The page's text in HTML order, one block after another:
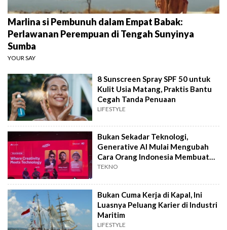
Marlina si Pembunuh dalam Empat Babak:
Perlawanan Perempuan di Tengah Sunyinya
Sumba
YOUR SAY
8 Sunscreen Spray SPF 50 untuk
Kulit Usia Matang, Praktis Bantu
Cegah Tanda Penuaan
LIFESTYLE
Bukan Sekadar Teknologi,
Generative AI Mulai Mengubah
Cara Orang Indonesia Membuat
Film
TEKNO
Bukan Cuma Kerja di Kapal, Ini
Luasnya Peluang Karier di Industri
Maritim
LIFESTYLE